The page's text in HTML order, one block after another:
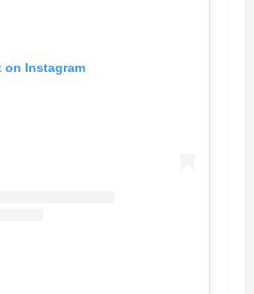
on Instagram